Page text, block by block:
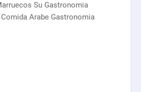
Su Gastronomia
Arabe Gastronomia